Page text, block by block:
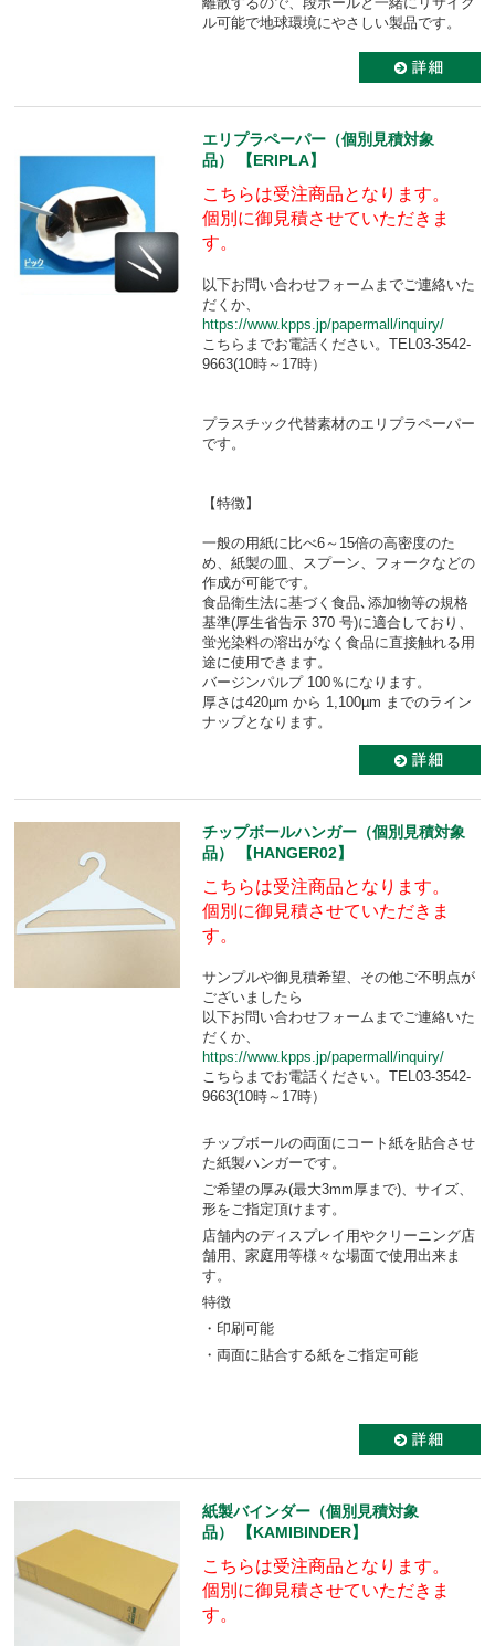
ル可能で地球環境にやさしい製品です。
エリプラペーパー（個別見積対象
品） 【ERIPLA】
こちらは受注商品となります。
個別に御見積させていただきま
す。
以下お問い合わせフォームまでご連絡いた
だくか、
https://www.kpps.jp/papermall/inquiry/
こちらまでお電話ください。TEL03-3542-
9663(10時～17時）
プラスチック代替素材のエリプラペーパー
です。
【特徴】
一般の用紙に比べ6～15倍の高密度のた
め、紙製の皿、スプーン、フォークなどの
作成が可能です。
食品衛生法に基づく食品､添加物等の規格
基準(厚生省告示 370 号)に適合しており、
蛍光染料の溶出がなく食品に直接触れる用
途に使用できます。
バージンパルプ 100％になります。
厚さは420µm から 1,100µm までのライン
ナップとなります。
チップボールハンガー（個別見積対象
品） 【HANGER02】
こちらは受注商品となります。
個別に御見積させていただきま
す。
サンプルや御見積希望、その他ご不明点が
ございましたら
以下お問い合わせフォームまでご連絡いた
だくか、
https://www.kpps.jp/papermall/inquiry/
こちらまでお電話ください。TEL03-3542-
9663(10時～17時）
チップボールの両面にコート紙を貼合させ
た紙製ハンガーです。
ご希望の厚み(最大3mm厚まで)、サイズ、
形をご指定頂けます。
店舗内のディスプレイ用やクリーニング店
舗用、家庭用等様々な場面で使用出来ま
す。
特徴
・印刷可能
・両面に貼合する紙をご指定可能
紙製バインダー（個別見積対象
品） 【KAMIBINDER】
こちらは受注商品となります。
個別に御見積させていただきま
す。